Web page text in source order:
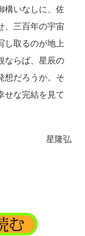
構いなしに、佐
、三百年の宇宙
し取るのが地上
ならば、星辰の
想だろうか。そ
せな完結を見て
星隆弘